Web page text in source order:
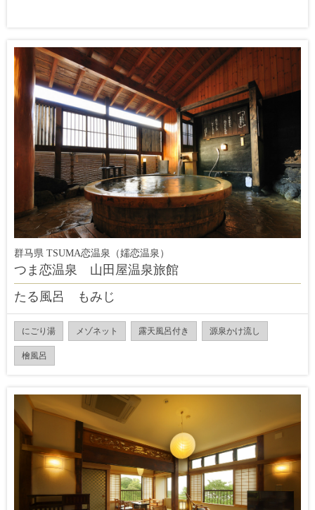
群马県 TSUMA恋温泉（嬬恋温泉）
つま恋温泉 山田屋温泉旅館
たる風呂 もみじ
にごり湯 メゾネット 露天風呂付き 源泉かけ流し
檜風呂